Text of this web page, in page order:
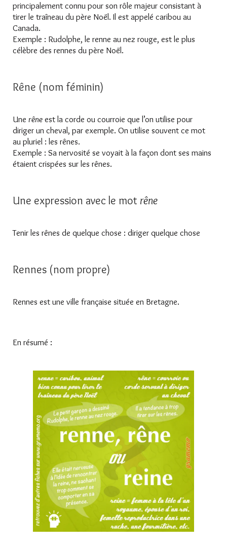
principalement connu pour son rôle majeur consistant à
tirer le traîneau du père Noël. Il est appelé caribou au
Canada.
Exemple : Rudolphe, le renne au nez rouge, est le plus
célèbre des rennes du père Noël.
Rêne (nom féminin)
Une rêne est la corde ou courroie que l’on utilise pour
diriger un cheval, par exemple. On utilise souvent ce mot
au pluriel : les rênes.
Exemple : Sa nervosité se voyait à la façon dont ses mains
étaient crispées sur les rênes.
Une expression avec le mot rêne
Tenir les rênes de quelque chose : diriger quelque chose
Rennes (nom propre)
Rennes est une ville française située en Bretagne.
En résumé :